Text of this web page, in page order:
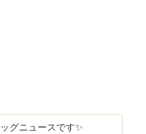
グニュースです✨